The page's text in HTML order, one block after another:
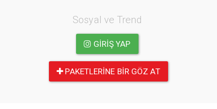
Sosyal ve Trend
GIRIŞ YAP
PAKETLERINE BIR GÖZ AT